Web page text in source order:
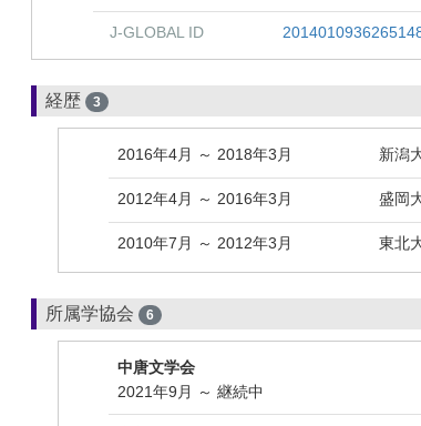
J-GLOBAL ID
経歴 3
2016年4月 ～ 2018年3月 新潟
2012年4月 ～ 2016年3月 盛岡
2010年7月 ～ 2012年3月 東北
所属学協会 6
中唐文学会
2021年9月 ～ 継続中